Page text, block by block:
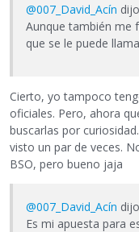
@007_David_Acín
Aunque también me
que se le puede
Cierto, yo tampoco
oficiales. Pero, ahora
buscarlas por
visto un par de veces.
BSO, pero bueno jaja
@007_David_Acín
Es mi apuesta para